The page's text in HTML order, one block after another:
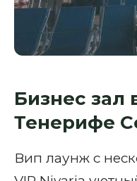
Бизнес зал
Тенерифе
Вип лаунж с